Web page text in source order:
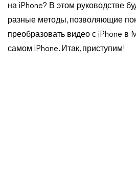
на iPhone? В этом руководстве
разные методы, позволяющие
преобразовать видео с iPhone в
самом iPhone. Итак, приступим!